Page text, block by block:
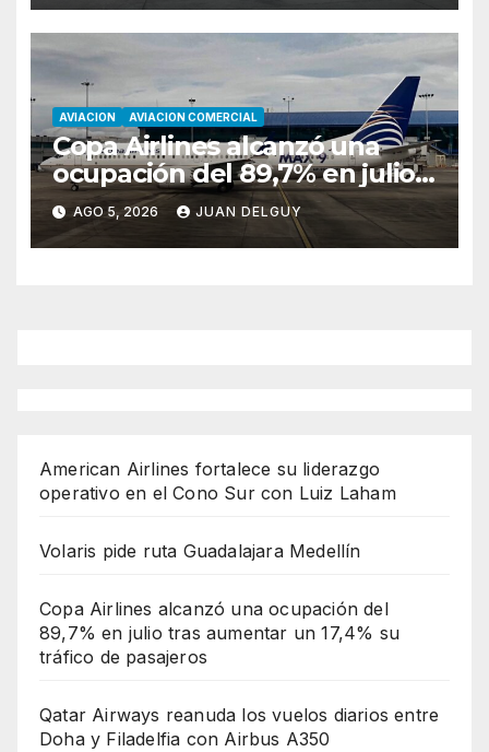
AVIACION AVIACION COMERCIAL
Copa Airlines alcanzó una
ocupación del 89,7% en julio
tras aumentar un 17,4% su
tráfico de pasajeros
AGO 5, 2026 JUAN DELGUY
American Airlines fortalece su liderazgo
operativo en el Cono Sur con Luiz Laham
Volaris pide ruta Guadalajara Medellín
Copa Airlines alcanzó una ocupación del
89,7% en julio tras aumentar un 17,4% su
tráfico de pasajeros
Qatar Airways reanuda los vuelos diarios entre
Doha y Filadelfia con Airbus A350